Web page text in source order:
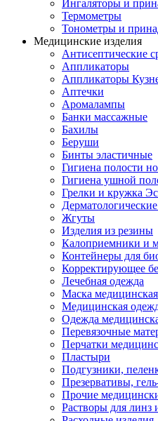
Ингаляторы и
Термометры
Тонометры и
Медицинские изделия
Антисептические
Аппликаторы
Аппликаторы
Аптечки
Аромалампы
Банки массажные
Бахилы
Беруши
Бинты эластичные
Гигиена полости
Гигиена ушной
Грелки и кружка
Дерматологические
Жгуты
Изделия из резины
Калоприемники и
Контейнеры для
Корректирующее
Лечебная одежда
Маска медицинская
Медицинская
Одежда
Перевязочные
Перчатки
Пластыри
Подгузники,
Презервативы,
Прочие
Растворы для линз